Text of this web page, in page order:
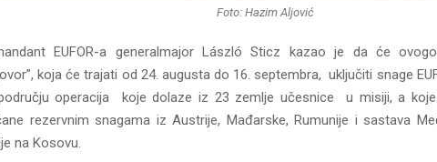
Foto: Hazim Aljović
EUFOR-a generalmajor László Sticz kazao je da će
koja će trajati od 24. augusta do 16. septembra, uključiti snage
operacija koje dolaze iz 23 zemlje učesnice u misiji, a
rezervnim snagama iz Austrije, Mađarske, Rumunije i sastava
na Kosovu.